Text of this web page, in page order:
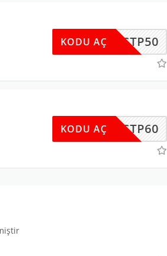
SPRSTP50
KODU AÇ
SPRSTP60
KODU AÇ